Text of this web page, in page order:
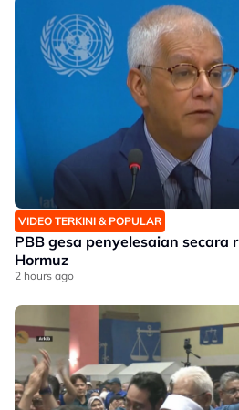
VIDEO TERKINI & POPULAR
PBB gesa penyelesaian
Hormuz
2 hours ago